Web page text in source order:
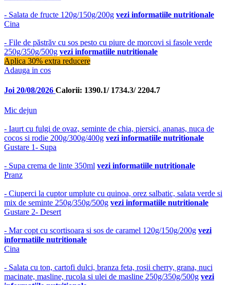
- Salata de fructe 120g/150g/200g vezi informatiile nutritionale
Cina
- File de păstrăv cu sos pesto cu piure de morcovi si fasole verde
250g/350g/500g vezi informatiile nutritionale
Aplica 30% extra reducere
Adauga in cos
Joi 20/08/2026 Calorii: 1390.1/ 1734.3/ 2204.7
Mic dejun
- Iaurt cu fulgi de ovaz, seminte de chia, piersici, ananas, nuca de
cocos si rodie 200g/300g/400g vezi informatiile nutritionale
Gustare 1- Supa
- Supa crema de linte 350ml vezi informatiile nutritionale
Pranz
- Ciuperci la cuptor umplute cu quinoa, orez salbatic, salata verde si
mix de seminte 250g/350g/500g vezi informatiile nutritionale
Gustare 2- Desert
- Mar copt cu scortisoara si sos de caramel 120g/150g/200g vezi
informatiile nutritionale
Cina
- Salata cu ton, cartofi dulci, branza feta, rosii cherry, grana, nuci
macinate, masline, rucola si ulei de masline 250g/350g/500g vezi